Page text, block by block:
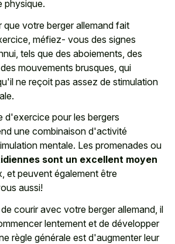
physique.
que votre berger allemand fait
méfiez- vous des signes
tels que des aboiements, des
mouvements brusques, qui
ne reçoit pas assez de stimulation
d'exercice pour les bergers
une combinaison d'activité
mentale. Les promenades ou
sont un excellent moyen
et peuvent également être
aussi!
courir avec votre berger allemand, il
lentement et de développer
règle générale est d'augmenter leur